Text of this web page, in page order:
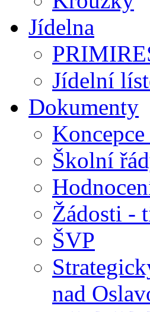
Jídelna
Jídelní
Dokumenty
Školní
Žádosti -
ŠVP
nad